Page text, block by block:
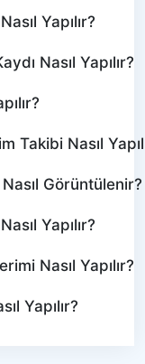
Yapılır?
Nasıl Yapılır?
Takibi Nasıl
Görüntülenir?
Yapılır?
Nasıl Yapılır?
Yapılır?